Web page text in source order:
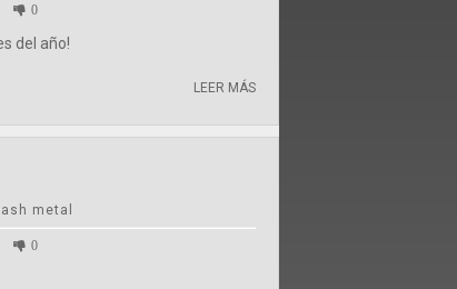
0
del año!
LEER MÁS
metal
0